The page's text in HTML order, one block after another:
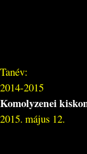
Tanév:
2014-2015
Komolyzenei
2015. május 12.